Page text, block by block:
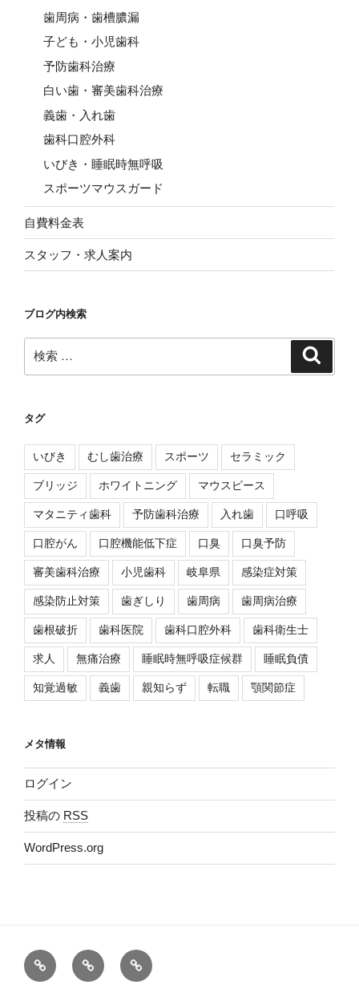
歯周病・歯槽膿漏
子ども・小児歯科
予防歯科治療
白い歯・審美歯科治療
義歯・入れ歯
歯科口腔外科
いびき・睡眠時無呼吸
スポーツマウスガード
自費料金表
スタッフ・求人案内
ブログ内検索
索:
タグ
いびき むし歯治療 スポーツ セラミック
ブリッジ ホワイトニング マウスピース
マタニティ歯科 予防歯科治療 入れ歯 口呼吸
口腔がん 口腔機能低下症 口臭 口臭予防
審美歯科治療 小児歯科 岐阜県 感染症対策
感染防止対策 歯ぎしり 歯周病 歯周病治療
歯根破折 歯科医院 歯科口腔外科 歯科衛生士
求人 無痛治療 睡眠時無呼吸症候群 睡眠負債
知覚過敏 義歯 親知らず 転職 顎関節症
メタ情報
ログイン
投稿の RSS
WordPress.org
Ｂ
ｌ
医
院
Google
マ